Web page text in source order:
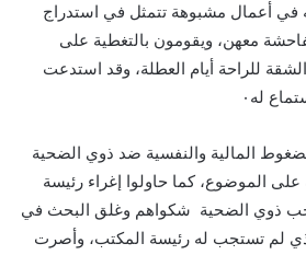
في أعمال مشبوهة تتمثل في استدراج
معهن، ويقومون بالتغطية على
للراحة أيام العطلة، وقد استدعت
له٠
المالية والنفسية ضد ذوي الضحية
الموضوع، كما حاولوا إغراء رئيسة
ذوي الضحية شكواهم وغلق البحث في
لم تستجب له رئيسة المكتب، وأصرت